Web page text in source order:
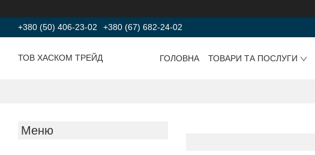
+380 (50) 406-23-02 +380 (67) 682-24-02
ТОВ ХАСКОМ ТРЕЙД ГОЛОВНА ТОВАРИ ТА ПОСЛУГИ